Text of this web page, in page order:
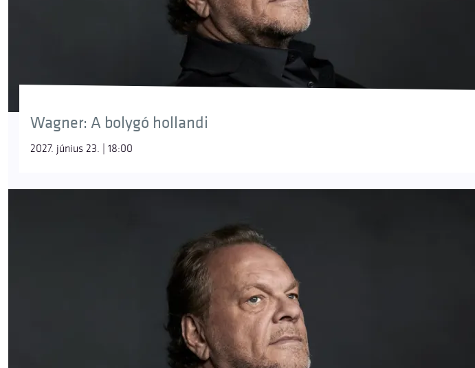
Wagner: A bolygó hollandi
2027. június 23. | 18:00